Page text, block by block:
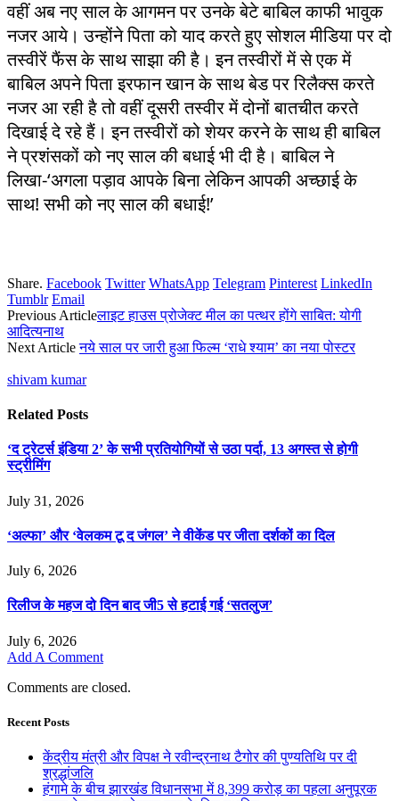
वहीं अब नए साल के आगमन पर उनके बेटे बाबिल काफी भावुक
नजर आये। उन्होंने पिता को याद करते हुए सोशल मीडिया पर दो
तस्वीरें फैंस के साथ साझा की है। इन तस्वीरों में से एक में
बाबिल अपने पिता इरफान खान के साथ बेड पर रिलैक्स करते
नजर आ रही है तो वहीं दूसरी तस्वीर में दोनों बातचीत करते
दिखाई दे रहे हैं। इन तस्वीरों को शेयर करने के साथ ही बाबिल
ने प्रशंसकों को नए साल की बधाई भी दी है। बाबिल ने
लिखा-‘अगला पड़ाव आपके बिना लेकिन आपकी अच्छाई के
साथ! सभी को नए साल की बधाई!’
Share. Facebook Twitter WhatsApp Telegram Pinterest LinkedIn
Tumblr Email
Previous Articleलाइट हाउस प्रोजेक्ट मील का पत्थर होंगे साबित: योगी
आदित्यनाथ
Next Articleनये साल पर जारी हुआ फिल्म ‘राधे श्याम’ का नया पोस्टर
shivam kumar
Related Posts
‘द ट्रेटर्स इंडिया 2’ के सभी प्रतियोगियों से उठा पर्दा, 13 अगस्त से होगी
स्ट्रीमिंग
July 31, 2026
‘अल्फा’ और ‘वेलकम टू द जंगल’ ने वीकेंड पर जीता दर्शकों का दिल
July 6, 2026
रिलीज के महज दो दिन बाद जी5 से हटाई गई ‘सतलुज’
July 6, 2026
Add A Comment
Comments are closed.
Recent Posts
केंद्रीय मंत्री और विपक्ष ने रवीन्द्रनाथ टैगोर की पुण्यतिथि पर दी
श्रद्धांजलि
हंगामे के बीच झारखंड विधानसभा में 8,399 करोड़ का पहला अनुपूरक